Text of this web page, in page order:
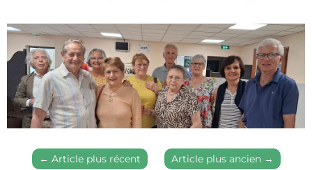
← Article plus récent Article plus ancien→